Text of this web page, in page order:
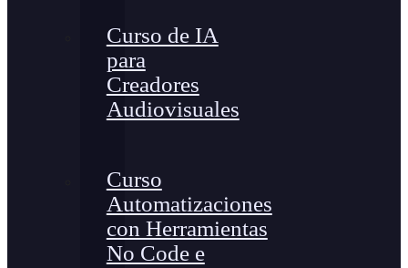
Curso de IA
para
Creadores
Audiovisuales
Curso
Automatizaciones
con Herramientas
No Code e